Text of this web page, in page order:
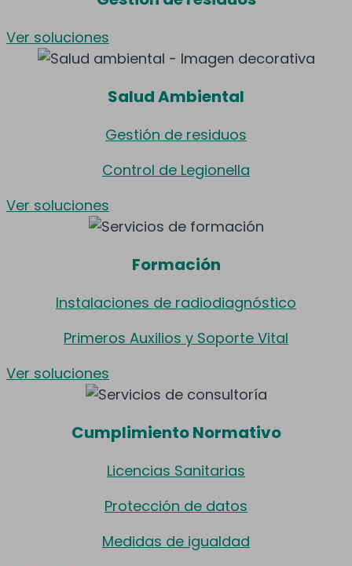
Ver soluciones
Salud Ambiental
Gestión de residuos
Control de Legionella
Ver soluciones
Formación
Instalaciones de radiodiagnóstico
Primeros Auxilios y Soporte Vital
Ver soluciones
Cumplimiento Normativo
Licencias Sanitarias
Protección de datos
Medidas de igualdad